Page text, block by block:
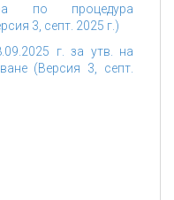
по процедура
3, септ. 2025 г.)
г. за утв. на
(Версия 3, септ.